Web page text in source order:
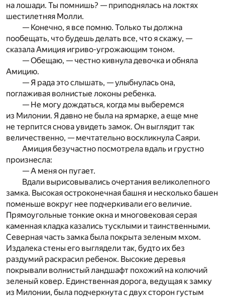
на лошади. Ты помнишь? — приподнялась на локтях
шестилетняя Молли.
— Конечно, я все помню. Только ты должна
пообещать, что будешь делать все, что я скажу, —
сказала Амиция игриво-угрожающим тоном.
— Обещаю, — честно кивнула девочка и обняла
Амицию.
— Я рада это слышать, — улыбнулась она,
поглаживая волнистые локоны ребенка.
— Не могу дождаться, когда мы выберемся
из Милонии. Я давно не была на ярмарке, а еще мне
не терпится снова увидеть замок. Он выглядит так
величественно, — мечтательно воскликнула Саяри.
Амиция безучастно посмотрела вдаль и грустно
произнесла:
— А меня он пугает.
Вдали вырисовывались очертания великолепного
замка. Высокая остроконечная башня и несколько башен
поменьше вокруг нее подчеркивали его величие.
Прямоугольные тонкие окна и многовековая серая
каменная кладка казались тусклыми и таинственными.
Северная часть замка была покрыта зеленым мхом.
Издалека стены его выглядели так, будто их без
раздумий раскрасил ребенок. Высокие деревья
покрывали волнистый ландшафт похожий на колючий
зеленый ковер. Единственная дорога, ведущая к замку
из Милонии, была подчеркнута с двух сторон густым